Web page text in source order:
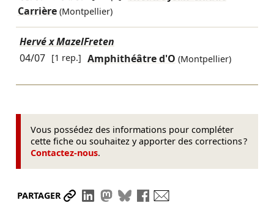
Carrière (Montpellier)
Hervé x MazelFreten
04/07 [1 rep.] Amphithéâtre d'O (Montpellier)
Vous possédez des informations pour compléter
cette fiche ou souhaitez y apporter des corrections ?
Contactez-nous.
PARTAGER Partager le lien
Partager sur LinkedIn
Partager sur Mastodon
Partager sur Bluesky
Partager sur Facebook